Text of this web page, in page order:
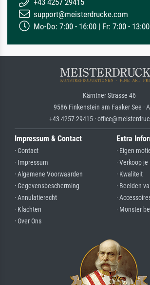
support@meisterdrucke.com
Mo-Do: 7:00 - 16:00 | Fr: 7:00 - 13:00
Kärntner Strasse 46
9586 Finkenstein am Faaker See ·
+43 4257 29415 ·
Impressum & Contact
· Contact
· Impressum
· Algemene Voorwaarden
· Gegevensbescherming
· Annulatierecht
· Klachten
· Over Ons
Extra
· Eigen
· Verkoop
· Kwaliteit
· Beelden
·
· Monster